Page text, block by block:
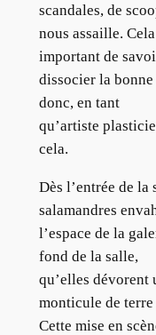
scandales, de
nous assaille.
important de
dissocier la
donc, en tant
qu’artiste
cela.
Dès l’entrée de
salamandres
l’espace de la
fond de la salle,
qu’elles dévorent
monticule de terre
Cette mise en